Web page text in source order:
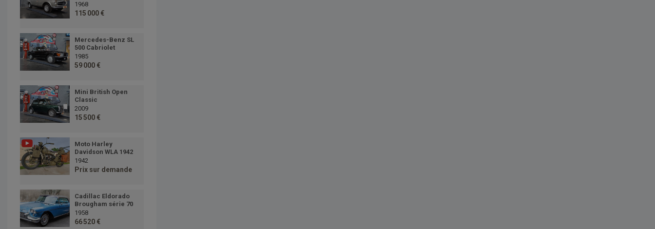
1968
115 000 €
Mercedes-Benz SL
500 Cabriolet
1985
59 000 €
Mini British Open
Classic
2009
15 500 €
Moto Harley
Davidson WLA 1942
1942
Prix sur demande
Cadillac Eldorado
Brougham série 70
1958
66 520 €